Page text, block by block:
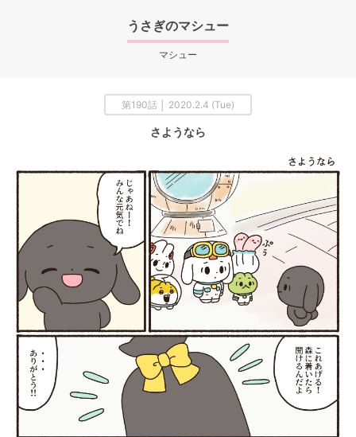
うさぎのマシュー
マシュー
第190話 │ 2020.2.4 (Tue)
さようなら